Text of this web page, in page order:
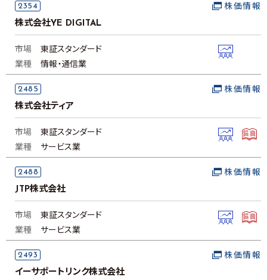
2354
株式会社YE DIGITAL
株価情報
市場
東証スタンダード
業種
情報・通信業
2485
株式会社ティア
株価情報
市場
東証スタンダード
業種
サービス業
2488
JTP株式会社
株価情報
市場
東証スタンダード
業種
サービス業
2493
イーサポートリンク株式会社
株価情報